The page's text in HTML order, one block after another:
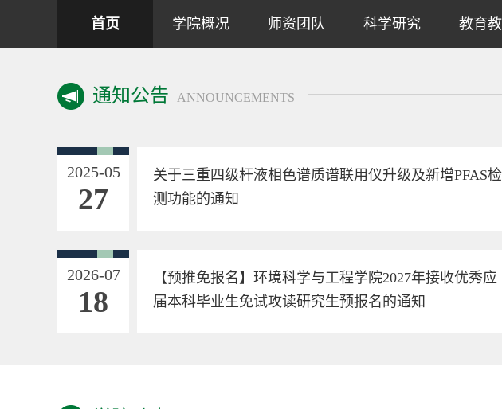
首页 学院概况 师资团队 科学研究 教育
通知公告 ANNOUNCEMENTS
2025-05
27
关于三重四级杆液相色谱质谱联用仪升级及新增PFAS检
测功能的通知
2026-07
18
【预推免报名】环境科学与工程学院2027年接收优秀应
届本科毕业生免试攻读研究生预报名的通知